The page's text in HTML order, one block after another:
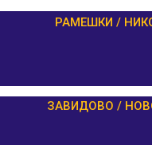
РАМЕШКИ /
ЗАВИДОВО /